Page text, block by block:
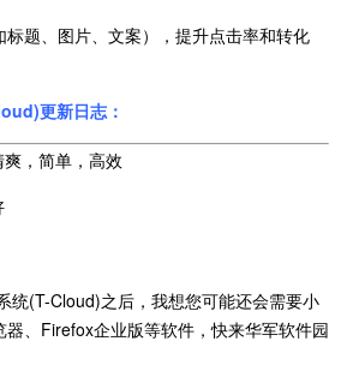
标题、图片、文案），提升点击率和转化
更新日志：
，简单，高效
统(T-Cloud)之后，我想您可能还会需要小
器、Firefox企业版等软件，快来华军软件园